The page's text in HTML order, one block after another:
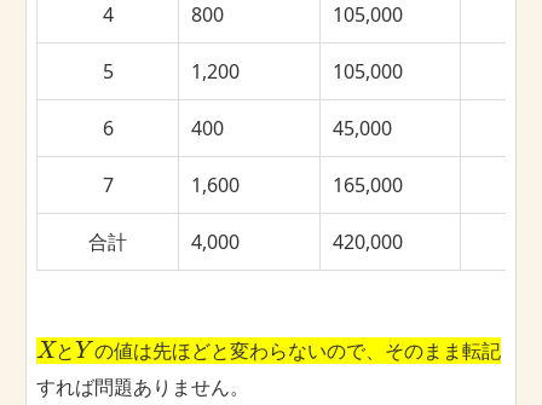
4 800 105,000
5 1,200 105,000
6 400 45,000
7 1,600 165,000
合計 4,000 420,000
XとY の値は先ほどと変わらないので、そのまま転記
すれば問題ありません。